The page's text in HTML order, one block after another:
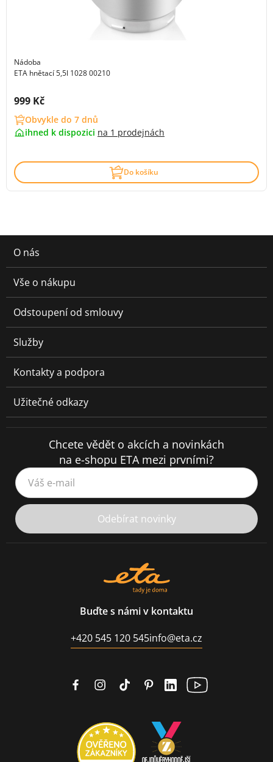
Nádoba
ETA hnětací 5,5l 1028 00210
Cena s DPH:
999 Kč
Obvykle do 7 dnů
ihned k dispozici na 1 prodejnách
Do košíku
O nás
Vše o nákupu
Odstoupení od smlouvy
Služby
Kontakty a podpora
Užitečné odkazy
Chcete vědět o akcích a novinkách
na e-shopu ETA mezi prvními?
Váš e-mail
Odebírat novinky
Buďte s námi v kontaktu
+420 545 120 545info@eta.cz